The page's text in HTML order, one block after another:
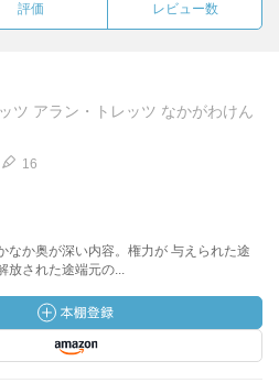
評価 レビュー数
ツ アラン・トレッツ なかがわけん
16
なか奥が深い内容。権力が 与えられた途
放された途端元の...